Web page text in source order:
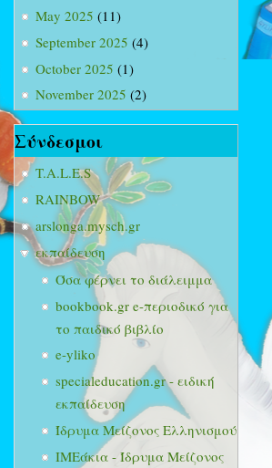
May 2025 (11)
September 2025 (4)
October 2025 (1)
November 2025 (2)
Σύνδεσμοι
T.A.L.E.S
RAINBOW
arslonga.mysch.gr
εκπαίδευση
Όσα φέρνει το διάλειμμα
bookbook.gr e-περιοδικό για
το παιδικό βιβλίο
e-yliko
specialeducation.gr - ειδική
εκπαίδευση
Ίδρυμα Μείζονος Ελληνισμού
ΙΜΕάκια - Ίδρυμα Μείζονος